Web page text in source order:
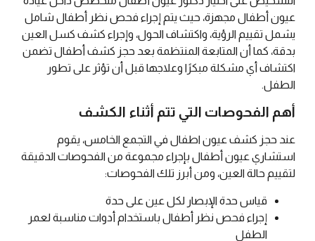
عيون أطفال مجهزة، حيث يتم إجراء فحص نظر أطفال شامل
يشمل تقييم الرؤية، واكتشاف الحول، وإجراء كشف كسل العين
بدقة، كما أن المتابعة المنتظمة بعد حجز كشف أطفال تضمن
اكتشاف أي مشكلة مبكرًا وعلاجها قبل أن تؤثر على تطور
الطفل.
أهم الفحوصات التي تتم أثناء الكشف
عند حجز كشف عيون اطفال في التجمع الخامس، يقوم
استشاري عيون أطفال بإجراء مجموعة من الفحوصات الدقيقة
لتقييم حالة العين، ومن أبرز تلك الفحوصات:
قياس حدة الإبصار لكل عين على حدة
إجراء فحص نظر أطفال باستخدام أدوات مناسبة لعمر
الطفل